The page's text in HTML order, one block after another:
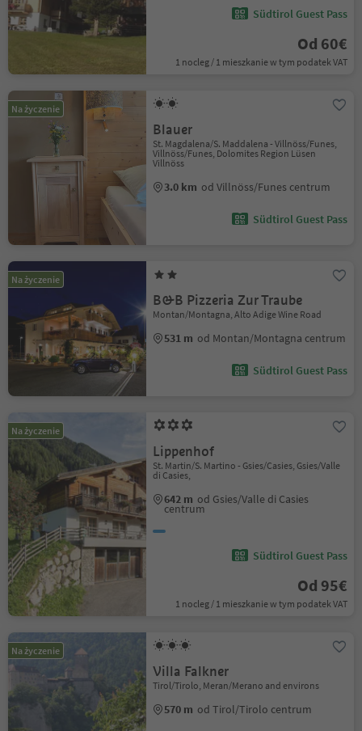
Südtirol Guest Pass
Od 60€
1 nocleg / 1 mieszkanie w tym podatek VAT
Na życzenie
Blauer
St. Magdalena/S. Maddalena - Villnöss/Funes,
Villnöss/Funes, Dolomites Region Lüsen
Villnöss
3.0 km od Villnöss/Funes centrum
Südtirol Guest Pass
Na życzenie
B&B Pizzeria Zur Traube
Montan/Montagna, Alto Adige Wine Road
531 m od Montan/Montagna centrum
Südtirol Guest Pass
Na życzenie
Lippenhof
St. Martin/S. Martino - Gsies/Casies, Gsies/Valle
di Casies,
642 m od Gsies/Valle di Casies
centrum
Südtirol Guest Pass
Od 95€
1 nocleg / 1 mieszkanie w tym podatek VAT
Na życzenie
Villa Falkner
Tirol/Tirolo, Meran/Merano and environs
570 m od Tirol/Tirolo centrum